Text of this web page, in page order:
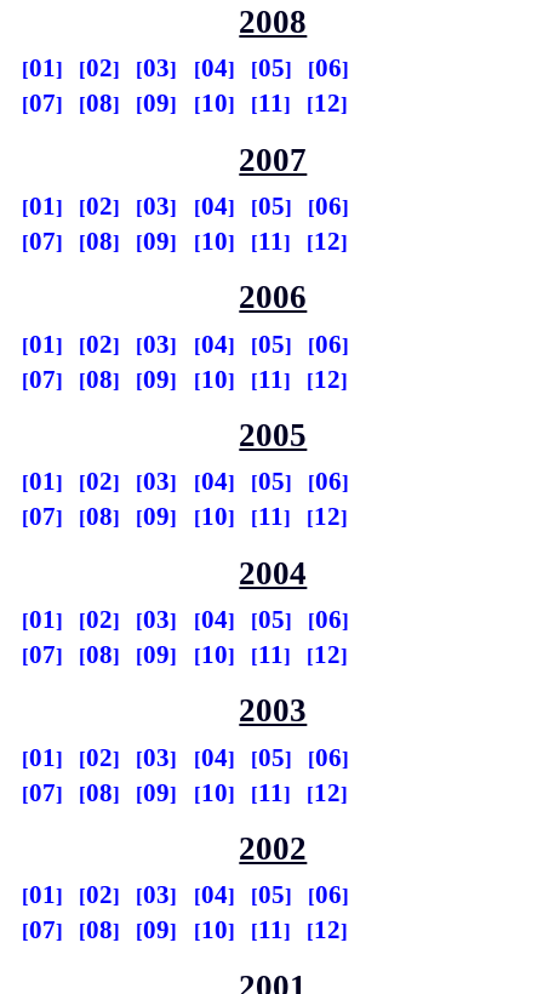
2008
01 02 03 04 05
06
07
08 09 10 11 12
2007
01 02 03 04 05
06
07
08 09 10 11 12
2006
01 02 03 04 05
06
07
08 09 10 11 12
2005
01 02 03 04 05
06
07
08 09 10 11 12
2004
01 02 03 04 05
06
07
08 09 10 11 12
2003
01 02 03 04 05
06
07
08 09 10 11 12
2002
01 02 03 04 05
06
07
08 09 10 11 12
2001